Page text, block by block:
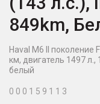
849km,
Haval M6 II поколение
км, двигатель 1497 л.,
белый
0 0 0 1 5 9 1 1 3